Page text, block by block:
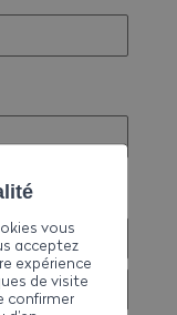
vous
acceptez
expérience
de visite
confirmer